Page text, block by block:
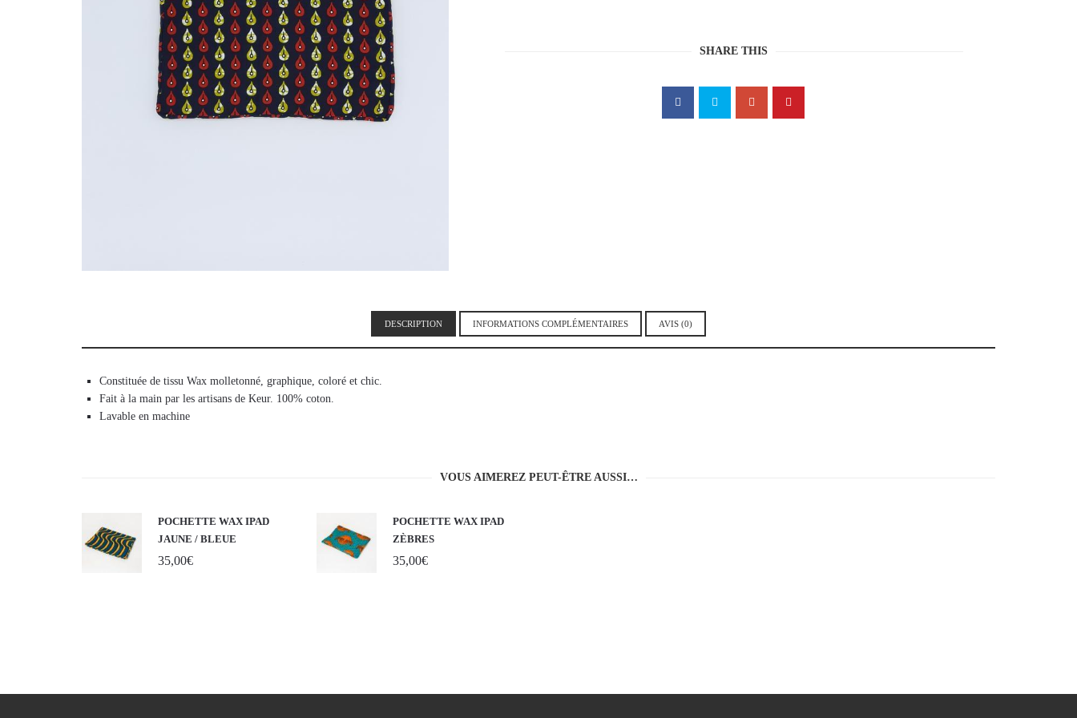
SHARE THIS
DESCRIPTION INFORMATIONS COMPLÉMENTAIRES AVIS (0)
Constituée de tissu Wax molletonné, graphique, coloré et chic.
Fait à la main par les artisans de Keur. 100% coton.
Lavable en machine
VOUS AIMEREZ PEUT-ÊTRE AUSSI…
POCHETTE WAX IPAD
JAUNE / BLEUE
35,00€
POCHETTE WAX IPAD
ZÈBRES
35,00€